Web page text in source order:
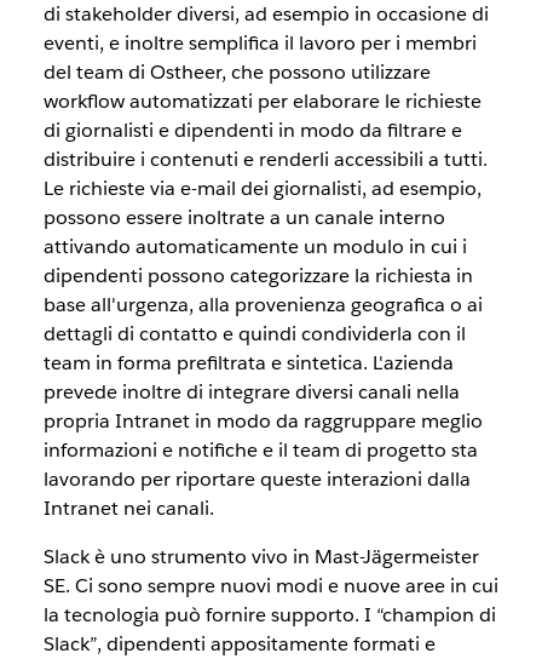
di stakeholder diversi, ad esempio in occasione di
eventi, e inoltre semplifica il lavoro per i membri
del team di Ostheer, che possono utilizzare
workflow automatizzati per elaborare le richieste
di giornalisti e dipendenti in modo da filtrare e
distribuire i contenuti e renderli accessibili a tutti.
Le richieste via e-mail dei giornalisti, ad esempio,
possono essere inoltrate a un canale interno
attivando automaticamente un modulo in cui i
dipendenti possono categorizzare la richiesta in
base all'urgenza, alla provenienza geografica o ai
dettagli di contatto e quindi condividerla con il
team in forma prefiltrata e sintetica. L'azienda
prevede inoltre di integrare diversi canali nella
propria Intranet in modo da raggruppare meglio
informazioni e notifiche e il team di progetto sta
lavorando per riportare queste interazioni dalla
Intranet nei canali.
Slack è uno strumento vivo in Mast-Jägermeister
SE. Ci sono sempre nuovi modi e nuove aree in cui
la tecnologia può fornire supporto. I “champion di
Slack”, dipendenti appositamente formati e